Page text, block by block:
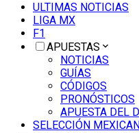
ULTIMAS NOTICIAS
LIGA MX
F1
APUESTAS
NOTICIAS
GUÍAS
CÓDIGOS
PRONÓSTICOS
APUESTA DEL
SELECCIÓN